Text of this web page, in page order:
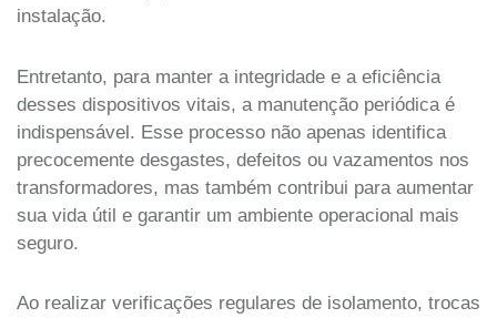
instalação.
Entretanto, para manter a integridade e a eficiência
desses dispositivos vitais, a manutenção periódica é
indispensável. Esse processo não apenas identifica
precocemente desgastes, defeitos ou vazamentos nos
transformadores, mas também contribui para aumentar
sua vida útil e garantir um ambiente operacional mais
seguro.
Ao realizar verificações regulares de isolamento, trocas